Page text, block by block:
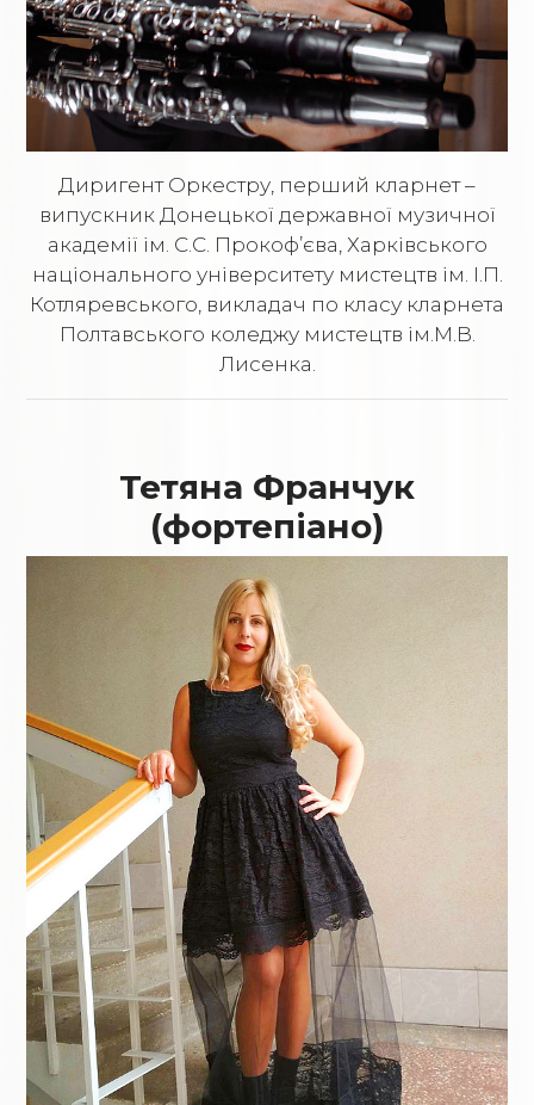
Диригент Оркестру, перший кларнет –
випускник Донецької державної музичної
академії ім. С.С. Прокоф’єва, Харківського
національного університету мистецтв ім. І.П.
Котляревського, викладач по класу кларнета
Полтавського коледжу мистецтв ім.М.В.
Лисенка.
Тетяна Франчук
(фортепіано)